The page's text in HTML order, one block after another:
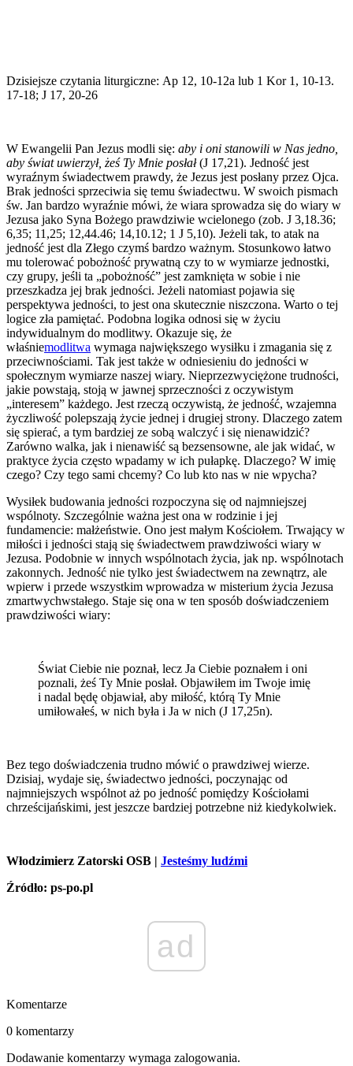
Dzisiejsze czytania liturgiczne: Ap 12, 10-12a lub 1 Kor 1, 10-13.
17-18; J 17, 20-26
W Ewangelii Pan Jezus modli się: aby i oni stanowili w Nas jedno,
aby świat uwierzył, żeś Ty Mnie posłał(J 17,21). Jedność jest
wyraźnym świadectwem prawdy, że Jezus jest posłany przez Ojca.
Brak jedności sprzeciwia się temu świadectwu. W swoich pismach
św. Jan bardzo wyraźnie mówi, że wiara sprowadza się do wiary w
Jezusa jako Syna Bożego prawdziwie wcielonego (zob. J 3,18.36;
6,35; 11,25; 12,44.46; 14,10.12; 1 J 5,10). Jeżeli tak, to atak na
jedność jest dla Złego czymś bardzo ważnym. Stosunkowo łatwo
mu tolerować pobożność prywatną czy to w wymiarze jednostki,
czy grupy, jeśli ta „pobożność” jest zamknięta w sobie i nie
przeszkadza jej brak jedności. Jeżeli natomiast pojawia się
perspektywa jedności, to jest ona skutecznie niszczona. Warto o tej
logice zła pamiętać. Podobna logika odnosi się w życiu
indywidualnym do modlitwy. Okazuje się, że
właśniemodlitwa wymaga największego wysiłku i zmagania się z
przeciwnościami. Tak jest także w odniesieniu do jedności w
społecznym wymiarze naszej wiary. Nieprzezwyciężone trudności,
jakie powstają, stoją w jawnej sprzeczności z oczywistym
„interesem” każdego. Jest rzeczą oczywistą, że jedność, wzajemna
życzliwość polepszają życie jednej i drugiej strony. Dlaczego zatem
się spierać, a tym bardziej ze sobą walczyć i się nienawidzić?
Zarówno walka, jak i nienawiść są bezsensowne, ale jak widać, w
praktyce życia często wpadamy w ich pułapkę. Dlaczego? W imię
czego? Czy tego sami chcemy? Co lub kto nas w nie wpycha?
Wysiłek budowania jedności rozpoczyna się od najmniejszej
wspólnoty. Szczególnie ważna jest ona w rodzinie i jej
fundamencie: małżeństwie. Ono jest małym Kościołem. Trwający w
miłości i jedności stają się świadectwem prawdziwości wiary w
Jezusa. Podobnie w innych wspólnotach życia, jak np. wspólnotach
zakonnych. Jedność nie tylko jest świadectwem na zewnątrz, ale
wpierw i przede wszystkim wprowadza w misterium życia Jezusa
zmartwychwstałego. Staje się ona w ten sposób doświadczeniem
prawdziwości wiary:
Świat Ciebie nie poznał, lecz Ja Ciebie poznałem i oni
poznali, żeś Ty Mnie posłał. Objawiłem im Twoje imię
i nadal będę objawiał, aby miłość, którą Ty Mnie
umiłowałeś, w nich była i Ja w nich (J 17,25n).
Bez tego doświadczenia trudno mówić o prawdziwej wierze.
Dzisiaj, wydaje się, świadectwo jedności, poczynając od
najmniejszych wspólnot aż po jedność pomiędzy Kościołami
chrześcijańskimi, jest jeszcze bardziej potrzebne niż kiedykolwiek.
Włodzimierz Zatorski OSB | Jesteśmy ludźmi
Źródło: ps-po.pl
ad
Komentarze
0 komentarzy
Dodawanie komentarzy wymaga zalogowania.